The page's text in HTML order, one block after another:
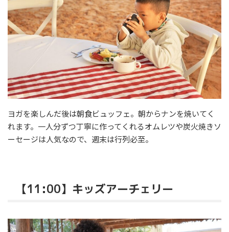
ヨガを楽しんだ後は朝食ビュッフェ。朝からナンを焼いてく
れます。一人分ずつ丁寧に作ってくれるオムレツや炭火焼きソ
ーセージは人気なので、週末は行列必至。
【11:00】キッズアーチェリー